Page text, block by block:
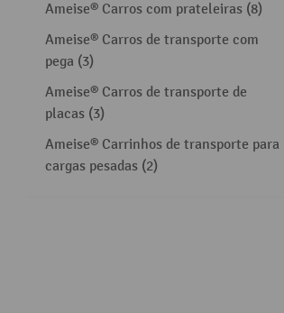
Ameise® Carros com prateleiras (8)
Ameise® Carros de transporte com
pega (3)
Ameise® Carros de transporte de
placas (3)
Ameise® Carrinhos de transporte para
cargas pesadas (2)